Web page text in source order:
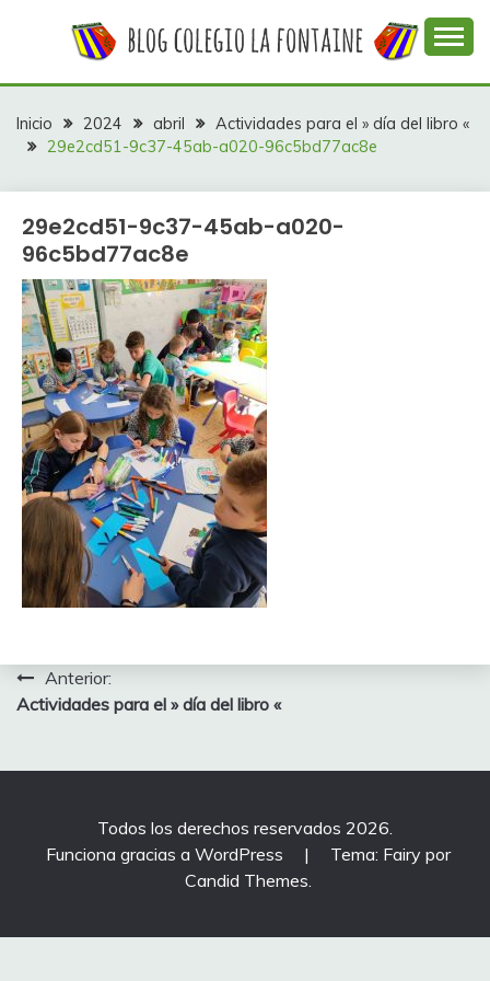
COLEGIO LA
FONTAINE
colegio La Fontaine
Inicio 2024 abril
Actividades para el » día del libro «
29e2cd51-9c37-45ab-a020-96c5bd77ac8e
29e2cd51-9c37-45ab-a020-
96c5bd77ac8e
Navegación
de
entradas
Anterior:
Actividades para el » día del libro «
Todos los derechos reservados 2026.
Funciona gracias a WordPress
|
Tema: Fairy por
Candid Themes